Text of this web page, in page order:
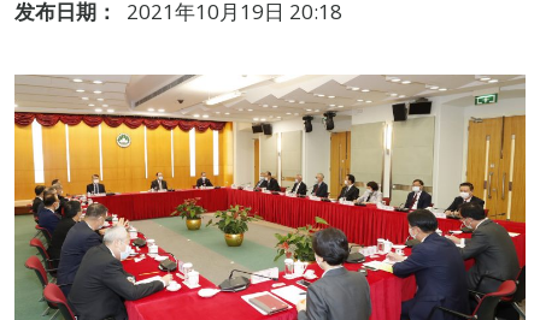
发布日期：
2021年10月19日 20:18